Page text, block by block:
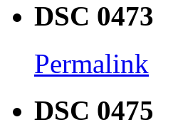
DSC 0473
Permalink
DSC 0475